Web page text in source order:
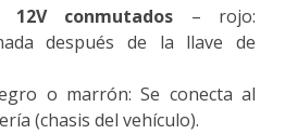
conmutados – rojo:
después de la llave de
o marrón: Se conecta al
(chasis del vehículo).